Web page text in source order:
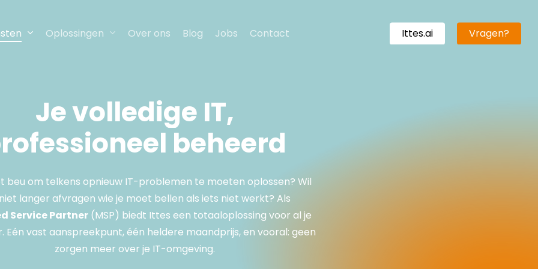
Oplossingen Over ons Blog Jobs Contact Ittes.ai Vragen?
Jevolledige IT,
beheerd
beu om telkens opnieuw IT-problemen te moeten oplossen? Wil
langer afvragen wie je moet bellen als iets niet werkt? Als
Service Partner(MSP) biedt Ittes een totaaloplossing voor al je
Eén vast aanspreekpunt, één heldere maandprijs, en vooral: geen
zorgen meer over je IT-omgeving.